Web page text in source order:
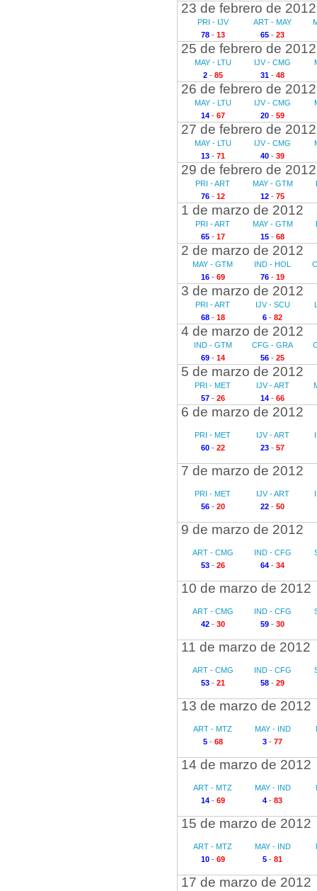
23 de febrero de 2012
PRI - IJV
78- 13
ART - MAY
65 - 23
25 de febrero de 2012
MAY - LTU
2- 85
IJV - CMG
31 - 48
26 de febrero de 2012
MAY - LTU
14- 67
IJV - CMG
20 - 59
27 de febrero de 2012
MAY - LTU
13- 71
IJV - CMG
40 - 39
29 de febrero de 2012
PRI - ART
76- 12
MAY - GTM
12 - 75
1 de marzo de 2012
PRI - ART
65- 17
MAY - GTM
15 - 68
2 de marzo de 2012
MAY - GTM
16- 69
IND - HOL
76 - 19
3 de marzo de 2012
PRI - ART
68- 18
IJV - SCU
6 - 82
4 de marzo de 2012
IND - GTM
69- 14
CFG - GRA
56 - 25
5 de marzo de 2012
PRI - MET
57- 26
IJV - ART
14 - 66
6 de marzo de 2012
PRI - MET
60- 22
IJV - ART
23 - 57
7 de marzo de 2012
PRI - MET
56- 20
IJV - ART
22 - 50
9 de marzo de 2012
ART - CMG
53- 26
IND - CFG
64 - 34
10 de marzo de 2012
ART - CMG
42- 30
IND - CFG
59 - 30
11 de marzo de 2012
ART - CMG
53- 21
IND - CFG
58 - 29
13 de marzo de 2012
ART - MTZ
5- 68
MAY - IND
3 - 77
14 de marzo de 2012
ART - MTZ
14- 69
MAY - IND
4 - 83
15 de marzo de 2012
ART - MTZ
10- 69
MAY - IND
5 - 81
17 de marzo de 2012